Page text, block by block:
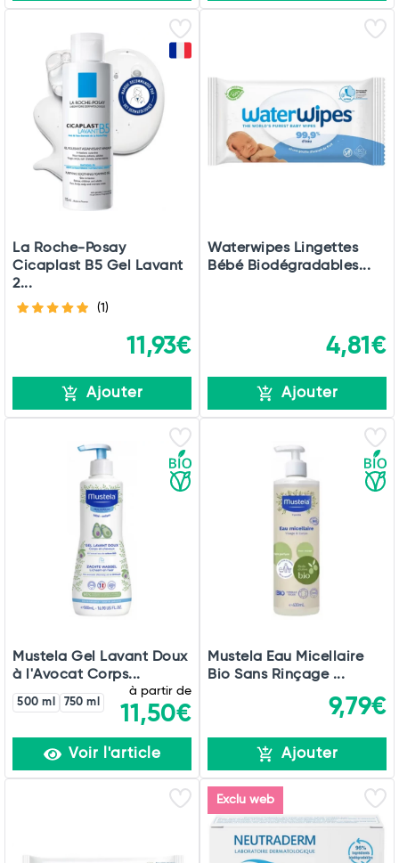
La Roche-Posay
Cicaplast B5 Gel Lavant
2...
(1)
11,93€
Ajouter
Waterwipes Lingettes
Bébé Biodégradables...
4,81€
Ajouter
Mustela Gel Lavant Doux
à l'Avocat Corps...
500 ml 750 ml
à partir de
11,50€
Voir l'article
Mustela Eau Micellaire
Bio Sans Rinçage ...
9,79€
Ajouter
Exclu web